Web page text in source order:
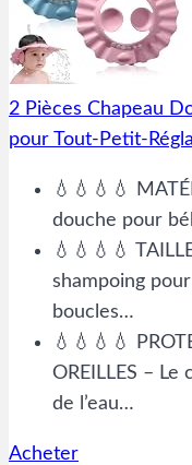
2 Pièces Chapeau
pour Tout-Petit-
💧💧💧💧
douche pour
💧💧💧💧
shampoing
boucles…
💧💧💧💧
OREILLES – Le
de l’eau…
Acheter